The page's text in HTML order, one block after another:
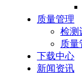
质量管理
检测
质量
下载中心
新闻资讯